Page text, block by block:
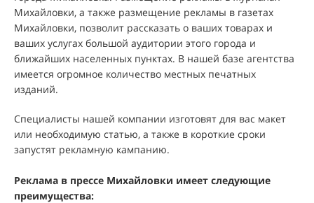
Михайловки, а также размещение рекламы в газетах
Михайловки, позволит рассказать о ваших товарах и
ваших услугах большой аудитории этого города и
ближайших населенных пунктах. В нашей базе агентства
имеется огромное количество местных печатных
изданий.
Специалисты нашей компании изготовят для вас макет
или необходимую статью, а также в короткие сроки
запустят рекламную кампанию.
Реклама в прессе Михайловки имеет следующие
преимущества: